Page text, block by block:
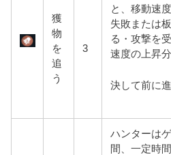
獲
物
を
追
う
3
と、移動速
失敗または
る・攻撃を
速度の上昇
決して前に
ハンターは
間、一定時